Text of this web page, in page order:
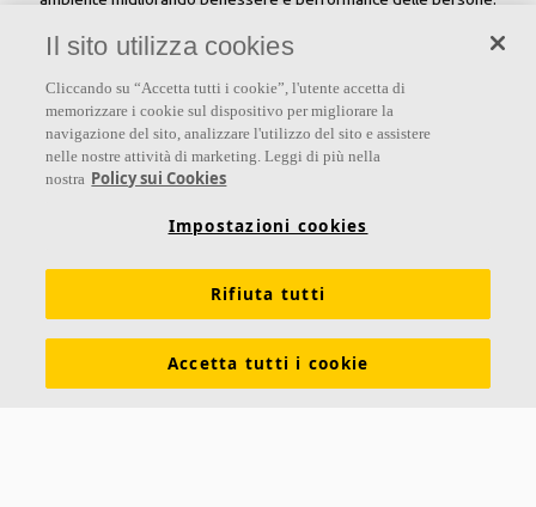
Seguici
Links
Dichiarazioni di Performance Informazioni legali
Scarica le nostre brochure Segnalazioni Whistleblowing
Il sito utilizza cookies
Cliccando su “Accetta tutti i cookie”, l'utente accetta di
memorizzare i cookie sul dispositivo per migliorare la
navigazione del sito, analizzare l'utilizzo del sito e assistere
nelle nostre attività di marketing. Leggi di più nella
nostra Policy sui Cookies
Impostazioni cookies
Rifiuta tutti
Accetta tutti i cookie